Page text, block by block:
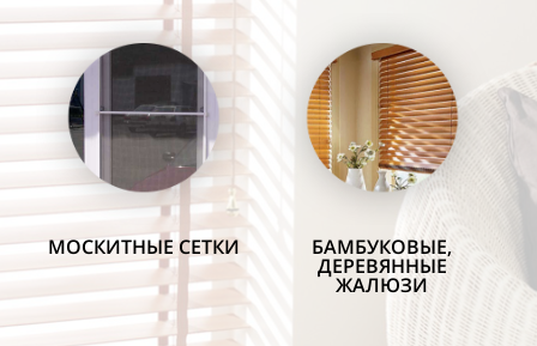
МОСКИТНЫЕСЕТКИ БАМБУКОВЫЕ,
ДЕРЕВЯННЫЕ
ЖАЛЮЗИ